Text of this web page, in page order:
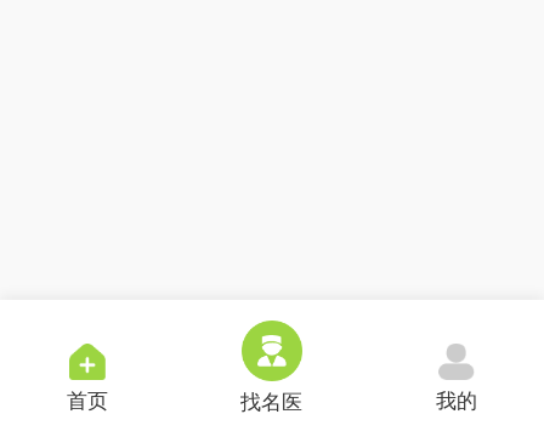
首页 找名医 我的